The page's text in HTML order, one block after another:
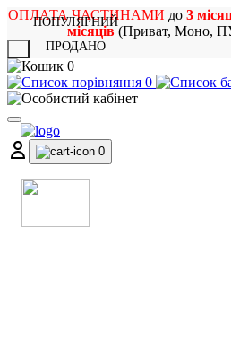
ОПЛАТА ЧАСТИНАМИ до 3
місяців(Приват, Моно,
0
0
0
ПОПУЛЯРНИЙ
ПРОДАНО